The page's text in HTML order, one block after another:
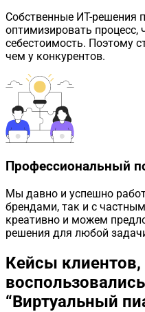
Собственные ИТ-решения
оптимизировать процесс,
себестоимость. Поэтому
чем у конкурентов.
Профессиональный
Мы давно и успешно
брендами, так и с
креативно и можем
решения для любой
Кейсы клиентов,
“Виртуальный